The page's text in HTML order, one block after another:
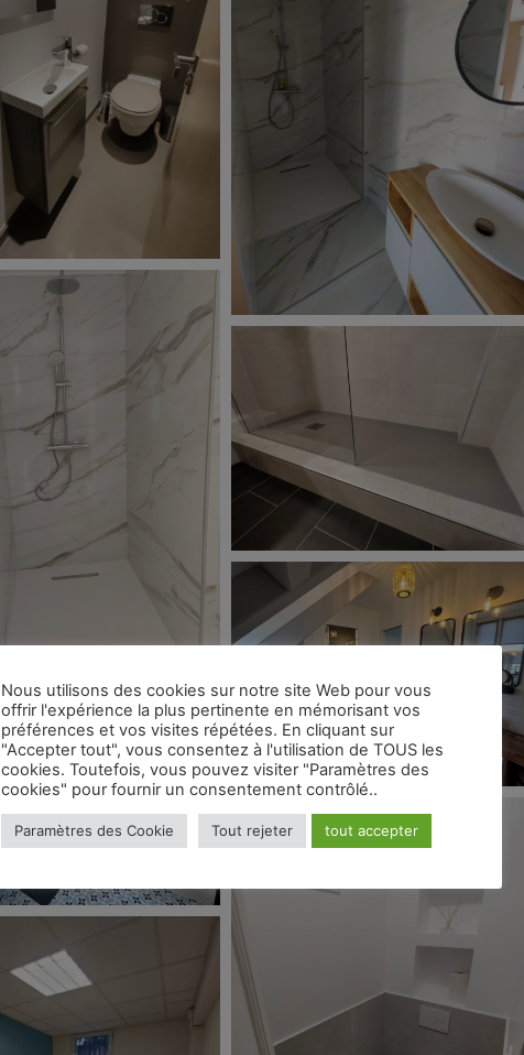
Nous utilisons des cookies sur notre site Web pour vous
offrir l'expérience la plus pertinente en mémorisant vos
préférences et vos visites répétées. En cliquant sur
"Accepter tout", vous consentez à l'utilisation de TOUS les
cookies. Toutefois, vous pouvez visiter "Paramètres des
cookies" pour fournir un consentement contrôlé..
Paramètres des Cookie Tout rejeter tout accepter